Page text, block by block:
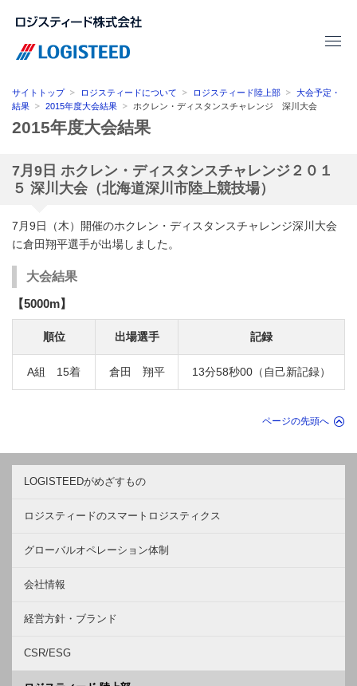
サイトトップ ロジスティードについて ロジスティード陸上部
大会予定・
結果
2015年度大会結果 ホクレン・ディスタンスチャレンジ 深川大会
2015年度大会結果
7月9日 ホクレン・ディスタンスチャレンジ２０１
５ 深川大会（北海道深川市陸上競技場）
7月9日（木）開催のホクレン・ディスタンスチャレンジ深川大会
に倉田翔平選手が出場しました。
大会結果
【5000m】
順位 出場選手 記録
A組 15着 倉田 翔平 13分58秒00（自己新記録）
ページの先頭へ
LOGISTEEDがめざすもの
ロジスティードのスマートロジスティクス
グローバルオペレーション体制
会社情報
経営方針・ブランド
CSR/ESG